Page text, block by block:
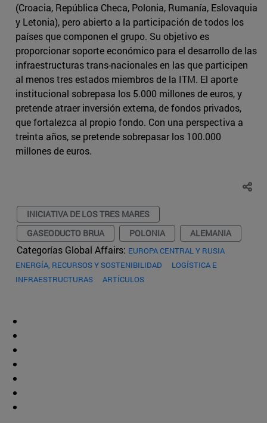
(Croacia, República Checa, Polonia, Rumanía, Eslovaquia
y Letonia), pero abierto a la participación de todos los
países que componen el grupo. Su objetivo es
proporcionar soporte económico para el desarrollo de las
infraestructuras trans-nacionales en las que participen
al menos tres estados miembros de la ITM. El aporte
institucional sobrepasa los 5.000 millones de euros, y
pretende atraer inversión externa, de fondos privados,
que fortalezca al propio fondo. Con una perspectiva a
treinta años, se pretende sobrepasar los 100.000
millones de euros.
INICIATIVA DE LOS TRES MARES
GASEODUCTO BRUA
POLONIA ALEMANIA
Categorías Global Affairs: EUROPA CENTRAL Y RUSIA
ENERGÍA, RECURSOS Y SOSTENIBILIDAD
LOGÍSTICA E
INFRAESTRUCTURAS
ARTÍCULOS